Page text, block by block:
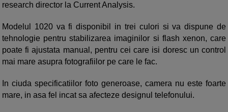
research director la Current Analysis.
Modelul 1020 va fi disponibil in trei culori si va dispune de
tehnologie pentru stabilizarea imaginilor si flash xenon, care
poate fi ajustata manual, pentru cei care isi doresc un control
mai mare asupra fotografiilor pe care le fac.
In ciuda specificatiilor foto generoase, camera nu este foarte
mare, in asa fel incat sa afecteze designul telefonului.